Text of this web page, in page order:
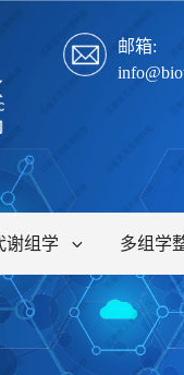
邮箱:
谢组学 多组学